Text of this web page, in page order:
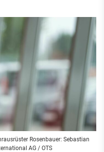
Rosenbauer: Sebastian
AG / OTS